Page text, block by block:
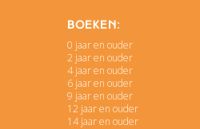
Boeken:
0 jaar en ouder
2 jaar en ouder
4 jaar en ouder
6 jaar en ouder
9 jaar en ouder
12 jaar en ouder
14 jaar en ouder